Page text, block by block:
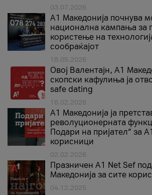
03.07.2026
A1 Македонија почнува
национална кампања за
користење на
сообраќајот
18.05.2026
Овој Валентајн, A1
скопски кафулиња ја
safe dating
16.02.2026
А1 Македонија ја
револуционерната
Подари на пријател“ за
корисници
02.02.2026
Празничен A1 Net Sеf
Македонија за сите
04.12.2025